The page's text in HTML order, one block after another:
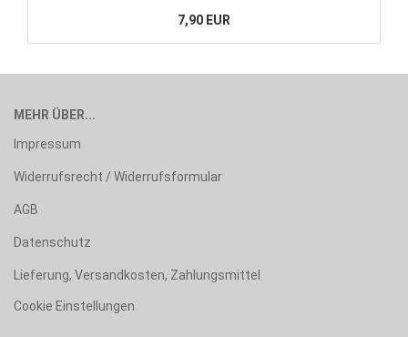
7,90 EUR
MEHR ÜBER...
Impressum
Widerrufsrecht / Widerrufsformular
AGB
Datenschutz
Lieferung, Versandkosten, Zahlungsmittel
Cookie Einstellungen